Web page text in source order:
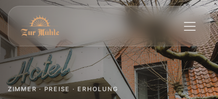
ZIMMER · PREISE · ERHOLUNG